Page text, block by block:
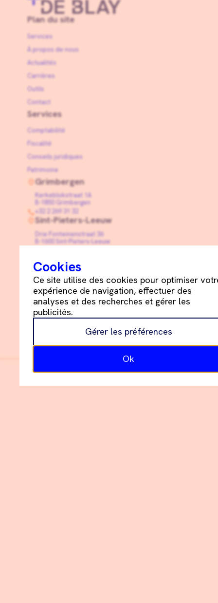
Plan du site
Services
À propos de nous
Actualités
Carrières
Outils
Contact
Services
Comptabilité
Fiscalité
Conseils juridiques
Patrimoine
Grimbergen
Kerkeblokstraat 1A
B-1850 Grimbergen
+32 2 269 31 32
Sint-Pieters-Leeuw
Drie Fonteinenstraat 36
B-1600 Sint-Pieters-Leeuw
info@schetsdeblay.be
Linkedin
Politique de cookiesDéclaration de confidentialité
Cookies
Ce site utilise des cookies pour optimiser
expérience de navigation, effectuer des
analyses et des recherches et gérer les
publicités.
Gérer les préférences
Ok